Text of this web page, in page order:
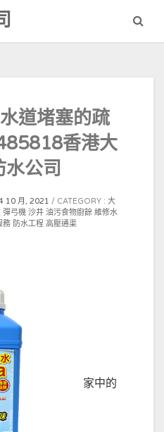
道堵塞的疏
香港大
公司
10 月, 2021 CATEGORY : 大
彈弓機 沙井 油污食物廚餘 維修水
務 防水工程 高壓通渠
家中的